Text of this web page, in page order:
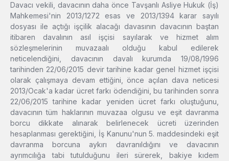
Davacı vekili, davacının daha önce Tavşanlı Asliye Hukuk (İş)
Mahkemesi'nin 2013/1272 esas ve 2013/1394 karar sayılı
dosyası ile açtığı işçilik alacağı davasının davacının baştan
itibaren davalının asıl işçisi sayılarak ve hizmet alım
sözleşmelerinin muvazaalı olduğu kabul edilerek
neticelendiğini, davacının davalı kurumda 19/08/1996
tarihinden 22/06/2015 devir tarihine kadar genel hizmet işçisi
olarak çalışmaya devam ettiğini, önce açılan dava neticesi
2013/Ocak'a kadar ücret farkı ödendiğini, bu tarihinden sonra
22/06/2015 tarihine kadar yeniden ücret farkı oluştuğunu,
davacının tüm haklarının muvazaa olgusu ve eşit davranma
borcu dikkate alınarak belirlenecek ücreti üzerinden
hesaplanması gerektiğini, İş Kanunu'nun 5. maddesindeki eşit
davranma borcuna aykırı davranıldığını ve davacının
ayrımcılığa tabi tutulduğunu ileri sürerek, bakiye kıdem